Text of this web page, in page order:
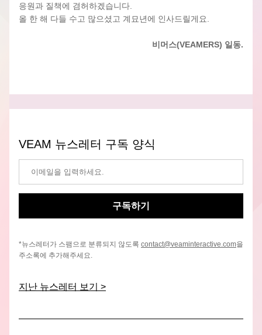
응원과 질책에 겸허하겠습니다.
올 한 해 다들 수고 많으셨고 계묘년에 인사드릴게요.
비머스(VEAMERS) 일동.
VEAM 뉴스레터 구독 양식
구독하기
*뉴스레터가 스팸으로 분류되지 않도록 contact@veaminteractive.com을
주소록에 추가해주세요.
지난 뉴스레터 보기 >